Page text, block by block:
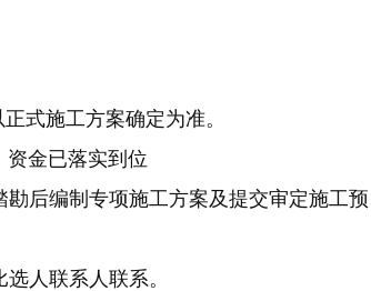
正式施工方案确定为准。
资金已落实到位
后编制专项施工方案及提交审定施工预
人联系人联系。